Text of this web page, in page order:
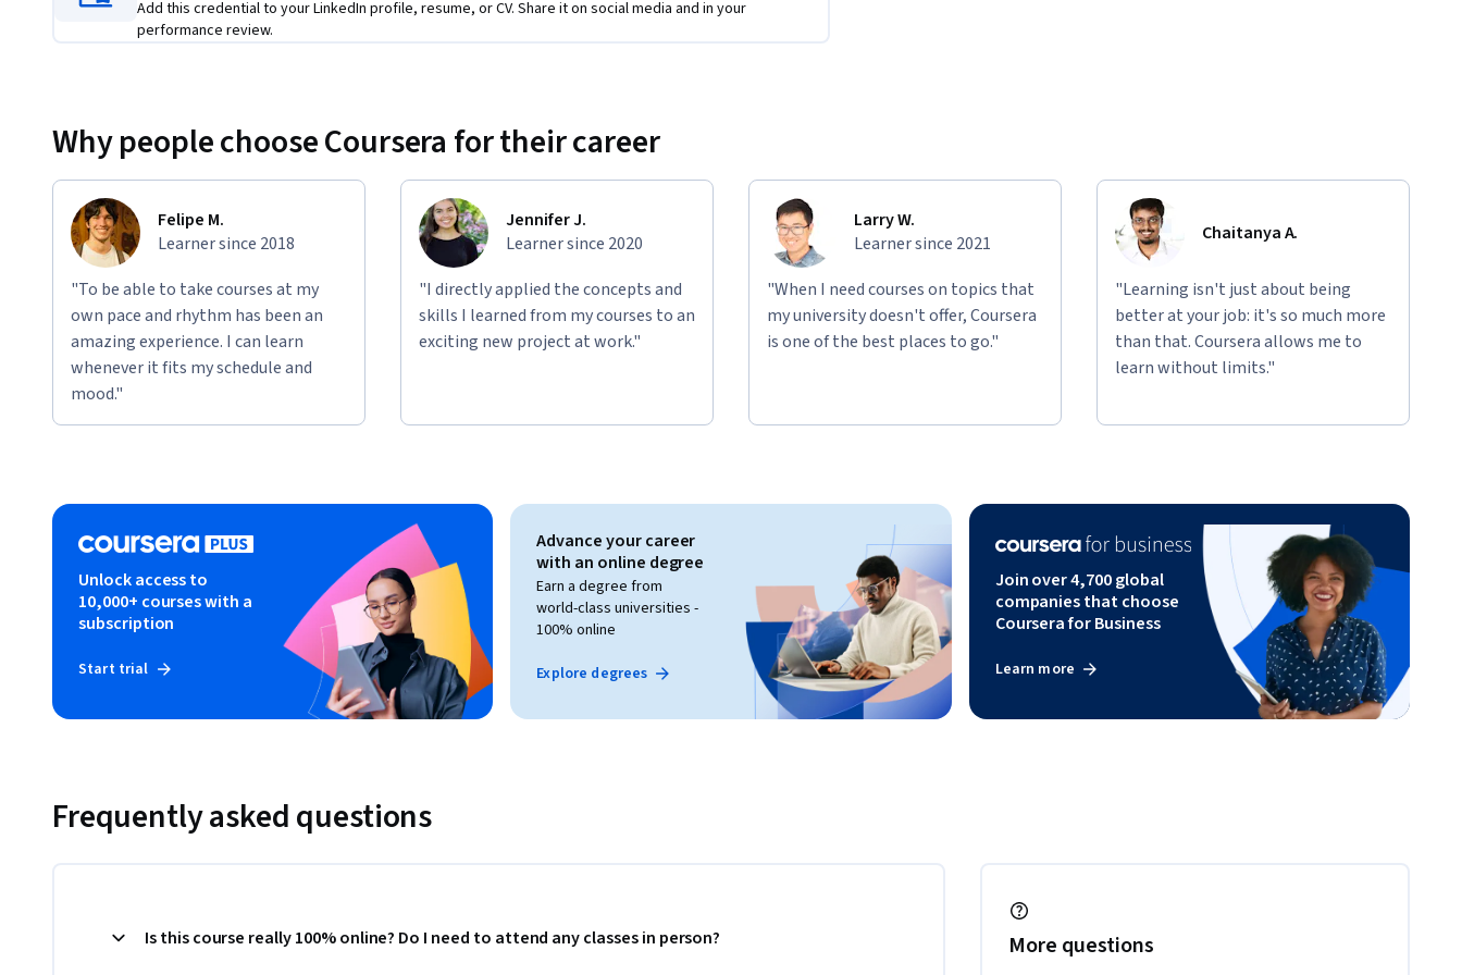
Add this credential to your LinkedIn profile, resume, or CV. Share it on social media and in your
performance review.
Why people choose Coursera for their career
Felipe M.
Learner since 2018
"To be able to take courses at my
own pace and rhythm has been an
amazing experience. I can learn
whenever it fits my schedule and
mood."
Jennifer J.
Learner since 2020
"I directly applied the concepts and
skills I learned from my courses to an
exciting new project at work."
Larry W.
Learner since 2021
"When I need courses on topics that
my university doesn't offer, Coursera
is one of the best places to go."
Chaitanya A.
"Learning isn't just about being
better at your job: it's so much more
than that. Coursera allows me to
learn without limits."
Unlock access to
10,000+ courses with a
subscription
Start trial
Advance your career
with an online degree
Earn a degree from
world-class universities -
100% online
Explore degrees
Join over 4,700 global
companies that choose
Coursera for Business
Learn more
Frequently asked questions
Is this course really 100% online? Do I need to attend any classes in person? More questions